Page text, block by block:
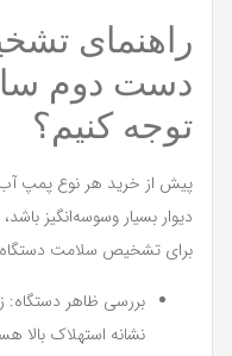
راهنمای
دست دوم
توجه کنیم؟
پیش از خرید هر نوع پمپ
دیوار بسیار وسوسه‌انگیز
برای تشخیص سلامت دستگاه،
بررسی ظاهر
نشانه استهلاک بالا